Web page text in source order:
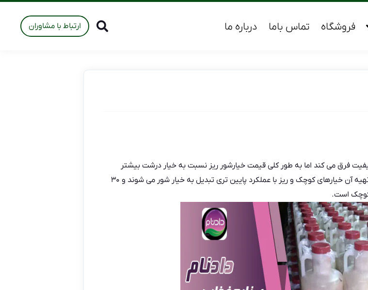
فروشگاه تماس باما درباره ما ارتباط با مشاوران
فرق می کند اما به طور کلی قیمت خیارشور ریز نسبت به خیار درشت بیشتر
است چون این نوع محصول طعم بهتری دارد و در هنگام تهیه آن خیارهای کوچک و ریز با عملکرد پایین تری تبدیل به خیار شور می شوند و ۳۰
کوچک است.